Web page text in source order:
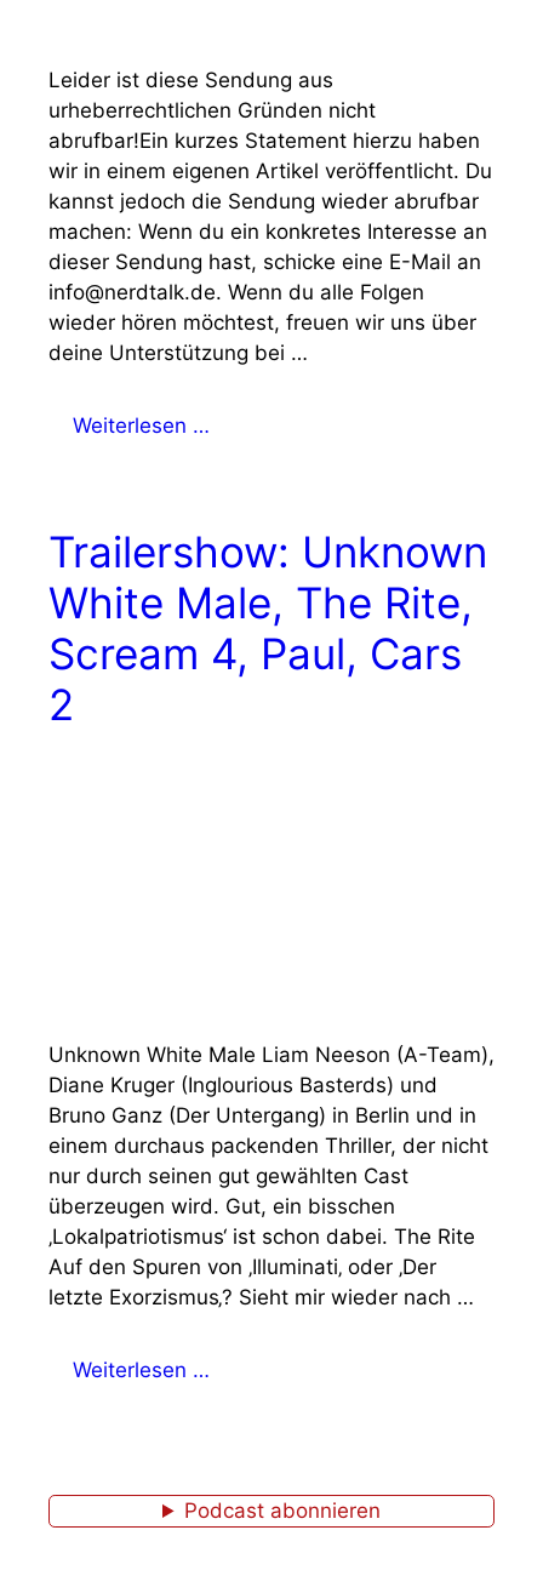
Leider ist diese Sendung aus
urheberrechtlichen Gründen nicht
abrufbar!Ein kurzes Statement hierzu haben
wir in einem eigenen Artikel veröffentlicht. Du
kannst jedoch die Sendung wieder abrufbar
machen: Wenn du ein konkretes Interesse an
dieser Sendung hast, schicke eine E-Mail an
info@nerdtalk.de. Wenn du alle Folgen
wieder hören möchtest, freuen wir uns über
deine Unterstützung bei …
Weiterlesen …
Trailershow: Unknown
White Male, The Rite,
Scream 4, Paul, Cars
2
Unknown White Male Liam Neeson (A-Team),
Diane Kruger (Inglourious Basterds) und
Bruno Ganz (Der Untergang) in Berlin und in
einem durchaus packenden Thriller, der nicht
nur durch seinen gut gewählten Cast
überzeugen wird. Gut, ein bisschen
‚Lokalpatriotismus‘ ist schon dabei. The Rite
Auf den Spuren von ‚Illuminati‚ oder ‚Der
letzte Exorzismus‚? Sieht mir wieder nach …
Weiterlesen …
Podcast abonnieren